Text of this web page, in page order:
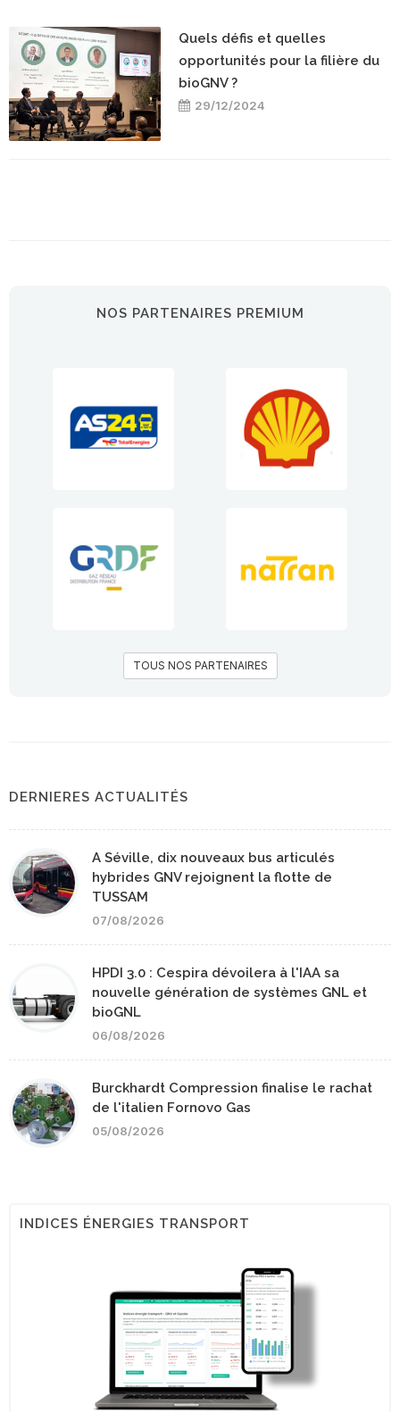
Quels défis et quelles
opportunités pour la filière du
bioGNV ?
29/12/2024
NOS PARTENAIRES PREMIUM
TOUS NOS PARTENAIRES
DERNIERES ACTUALITÉS
A Séville, dix nouveaux bus articulés
hybrides GNV rejoignent la flotte de
TUSSAM
07/08/2026
HPDI 3.0 : Cespira dévoilera à l'IAA sa
nouvelle génération de systèmes GNL et
bioGNL
06/08/2026
Burckhardt Compression finalise le rachat
de l'italien Fornovo Gas
05/08/2026
INDICES ÉNERGIES TRANSPORT